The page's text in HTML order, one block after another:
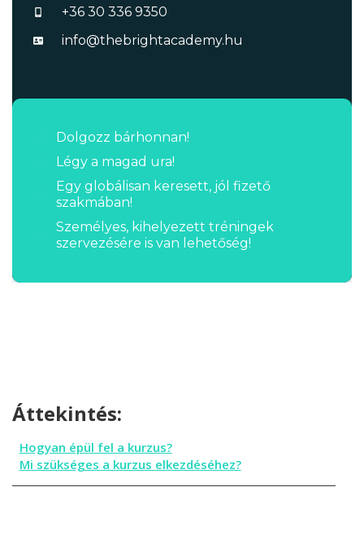
+36 30 336 9350
info@thebrightacademy.hu
Dolgozz bárhonnan!
Légy a magad ura!
Egy globálisan keresett, jól fizető
szakmában!
Személyes, kihelyezett tréningek
szervezésére is van lehetőség!
Áttekintés:
Hogyan épül fel a kurzus?
Mi szükséges a kurzus elkezdéséhez?